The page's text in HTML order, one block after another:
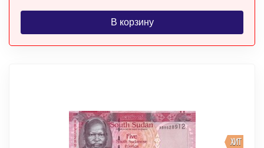
В корзину
ХИТ